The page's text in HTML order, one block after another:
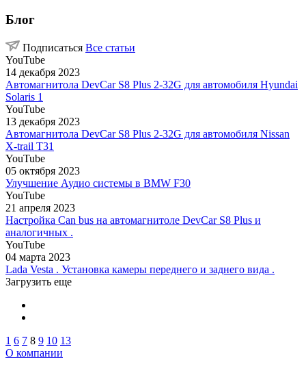
Блог
Подписаться Все статьи
YouTube
14 декабря 2023
Автомагнитола DevCar S8 Plus 2-32G для автомобиля Hyundai
Solaris 1
YouTube
13 декабря 2023
Автомагнитола DevCar S8 Plus 2-32G для автомобиля Nissan
X-trail T31
YouTube
05 октября 2023
Улучшение Аудио системы в BMW F30
YouTube
21 апреля 2023
Настройка Can bus на автомагнитоле DevCar S8 Plus и
аналогичных .
YouTube
04 марта 2023
Lada Vesta . Установка камеры переднего и заднего вида .
Загрузить еще
1 6 7 8 9 10 13
О компании